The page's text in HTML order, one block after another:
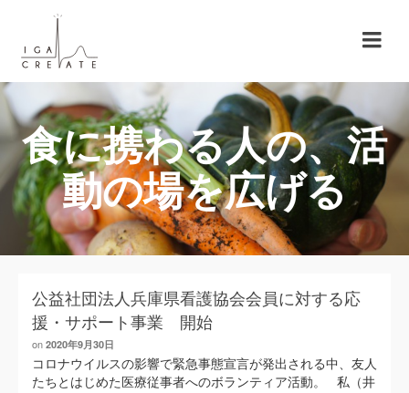
食に携わる人の、活
動の場を広げる
公益社団法人兵庫県看護協会会員に対する応
援・サポート事業 開始
on 2020年9月30日
コロナウイルスの影響で緊急事態宣言が発出される中、友人
たちとはじめた医療従事者へのボランティア活動。 私（井